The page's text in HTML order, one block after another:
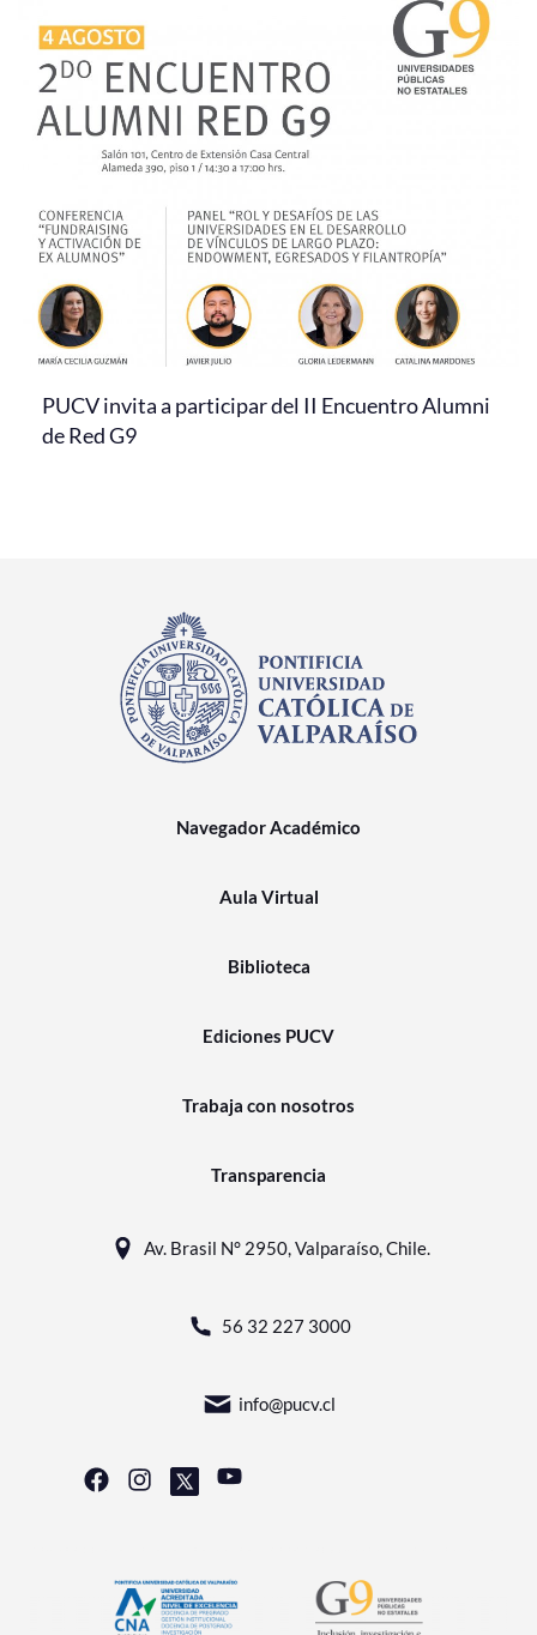
PUCV invita a participar del II Encuentro Alumni
de Red G9
Navegador Académico
Aula Virtual
Biblioteca
Ediciones PUCV
Trabaja con nosotros
Transparencia
Av. Brasil N° 2950, Valparaíso, Chile.
56 32 227 3000
info@pucv.cl